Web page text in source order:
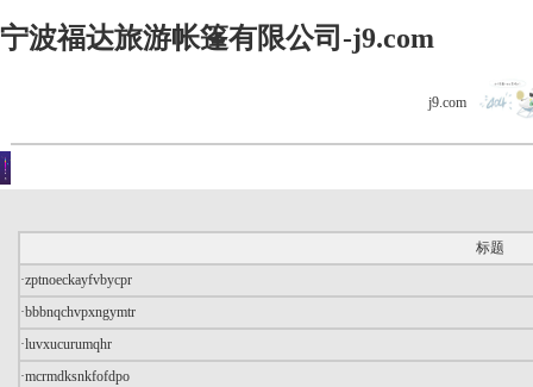
宁波福达旅游帐篷有限公司-j9.com
j9.com
标题
·zptnoeckayfvbycpr
·bbbnqchvpxngymtr
·luvxucurumqhr
·mcrmdksnkfofdpo